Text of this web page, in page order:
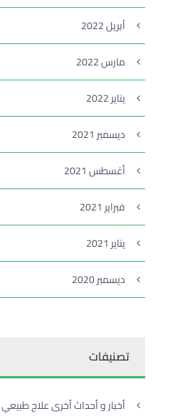
أبريل 2022
مارس 2022
يناير 2022
ديسمبر 2021
أغسطس 2021
فبراير 2021
يناير 2021
ديسمبر 2020
تصنيفات
أخبار و أحداث أخرى علاج طبيعي